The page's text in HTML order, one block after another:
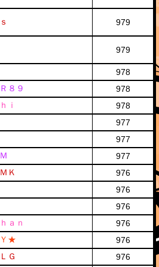
979
979
978
８９
978
ｉ
978
977
977
977
Ｋ
976
976
976
ａｎ
976
Ｙ★
976
Ｇ
976